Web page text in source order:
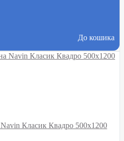
До кошика
Класик Квадро 500х1200